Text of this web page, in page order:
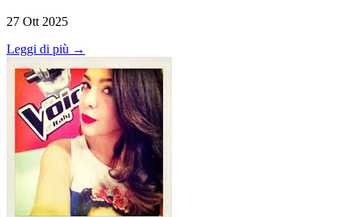
27 Ott 2025
Leggi di più →